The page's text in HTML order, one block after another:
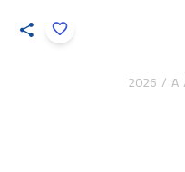
A
2026